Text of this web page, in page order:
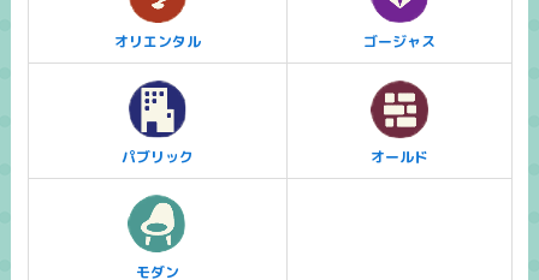
オリエンタル ゴージャス
パブリック オールド
モダン